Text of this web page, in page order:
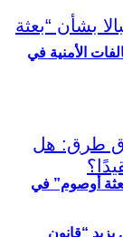
أوصوم” في
الأمنية في
“قانون